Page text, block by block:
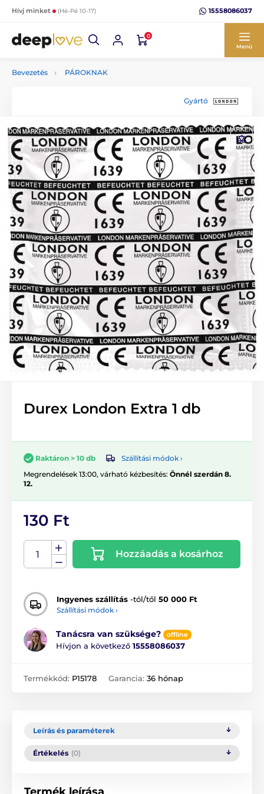
Hívj minket (Hé-Pé 10-17) 15558086037
0
Menü
Bevezetés PÁROKNAK
Gyártó
Durex London Extra 1 db
Raktáron > 10 db
Szállítási módok ›
Megrendelések 13:00, várható kézbesítés: Önnél szerdán 8.
12.
130 Ft
Hozzáadás a kosárhoz
Ingyenes szállítás -tól/től 50 000 Ft
Szállítási módok ›
Tanácsra van szüksége? offline
Hívjon a következő 15558086037
Termékkód: P15178 Garancia: 36 hónap
Leírás és paraméterek
Értékelés (0)